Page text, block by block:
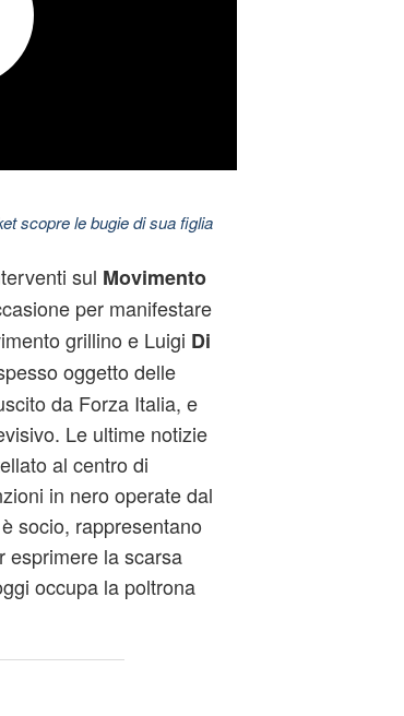
scopre le bugie di sua figlia
sul Movimento
per manifestare
grillino e Luigi Di
oggetto delle
da Forza Italia, e
Le ultime notizie
al centro di
in nero operate dal
socio, rappresentano
esprimere la scarsa
occupa la poltrona